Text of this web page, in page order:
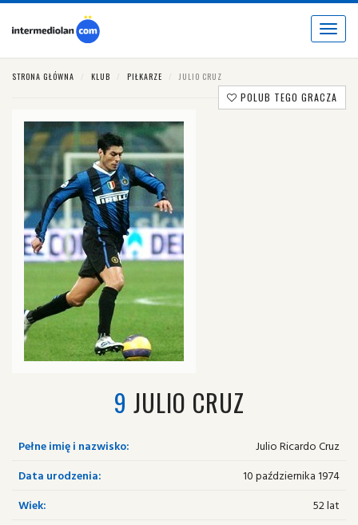
Toggle
STRONA GŁÓWNA KLUB PIŁKARZE JULIO CRUZ
POLUB TEGO GRACZA
9 JULIO CRUZ
Pełne imię i nazwisko:
Julio Ricardo Cruz
Data urodzenia:
10 października 1974
Wiek:
52 lat